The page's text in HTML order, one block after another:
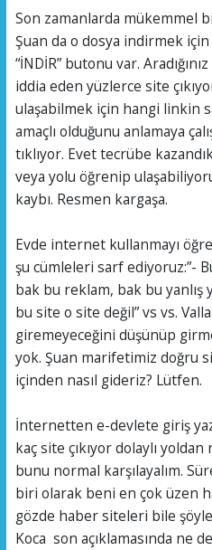
Son zamanlarda mükemmel
Şuan da o dosya indirmek
“İNDİR” butonu var.
iddia eden yüzlerce site
ulaşabilmek için hangi linkin
amaçlı olduğunu anlamaya
tıklıyor. Evet tecrübe
veya yolu öğrenip
kaybı. Resmen kargaşa.
Evde internet kullanmayı
şu cümleleri sarf ediyoruz:”-
bak bu reklam, bak bu yanlış
bu site o site değil” vs vs.
giremeyeceğini düşünüp
yok. Şuan marifetimiz doğru
içinden nasıl gideriz? Lütfen.
İnternetten e-devlete giriş
kaç site çıkıyor dolaylı
bunu normal karşılayalım.
biri olarak beni en çok üzen
gözde haber siteleri bile
Koca son açıklamasında ne